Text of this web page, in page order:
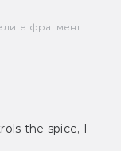
фрагмент
the spice, I